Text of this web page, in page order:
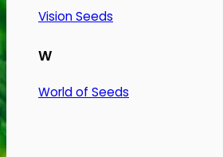
Vision Seeds
W
World of Seeds